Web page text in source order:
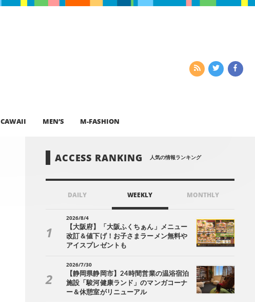
CAWAII MEN’S M-FASHION
ACCESS RANKING 人気の情報ランキング
DAILY WEEKLY MONTHLY
2026/8/4
【大阪府】「大阪ふくちぁん」メニュー
改訂＆値下げ！お子さまラーメン無料や
アイスプレゼントも
2026/7/30
【静岡県静岡市】24時間営業の温浴宿泊
施設「駿河健康ランド」のマンガコーナ
ー＆休憩室がリニューアル